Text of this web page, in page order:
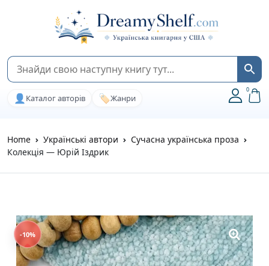
👤 Каталог авторів 🏷️Жанри
0
Home Українські автори
Сучасна українська проза
Колекція — Юрій Іздрик
-10%